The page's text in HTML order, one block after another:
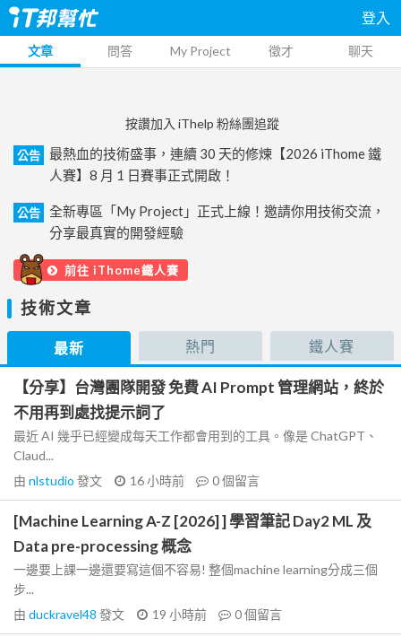
登入
文章 問答 My Project 徵才 聊天
按讚加入 iThelp 粉絲團追蹤
公告
最熱血的技術盛事，連續 30 天的修煉【2026 iThome 鐵
人賽】8 月 1 日賽事正式開啟！
公告
全新專區「My Project」正式上線！邀請你用技術交流，
分享最真實的開發經驗
前往 iThome鐵人賽
技術文章
最新 熱門 鐵人賽
【分享】台灣團隊開發 免費 AI Prompt 管理網站，終於
不用再到處找提示詞了
最近 AI 幾乎已經變成每天工作都會用到的工具。像是 ChatGPT、
Claud...
由 nlstudio 發文 16 小時前 0個留言
[Machine Learning A-Z [2026] ] 學習筆記 Day2 ML 及
Data pre-processing 概念
一邊要上課一邊還要寫這個不容易! 整個machine learning分成三個
步...
由 duckravel48 發文 19 小時前 0個留言